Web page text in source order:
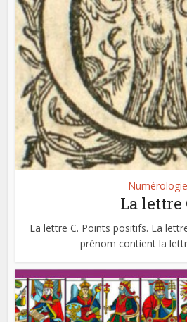
Numérologie
La lettre
La lettre C. Points positifs. La
prénom contient la